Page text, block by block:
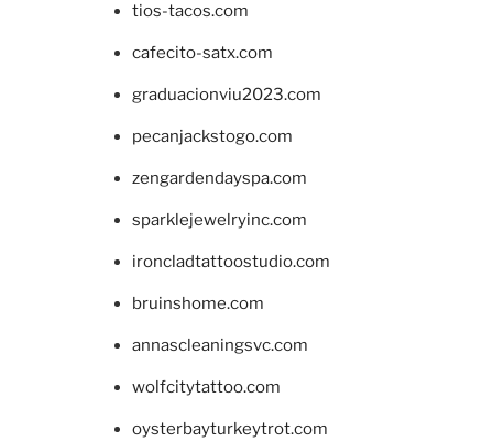
tios-tacos.com
cafecito-satx.com
graduacionviu2023.com
pecanjackstogo.com
zengardendayspa.com
sparklejewelryinc.com
ironcladtattoostudio.com
bruinshome.com
annascleaningsvc.com
wolfcitytattoo.com
oysterbayturkeytrot.com